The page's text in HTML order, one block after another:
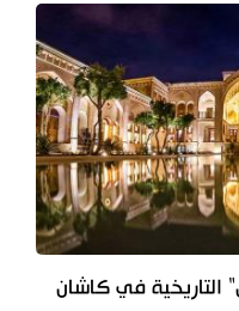
التاريخية في كاشان